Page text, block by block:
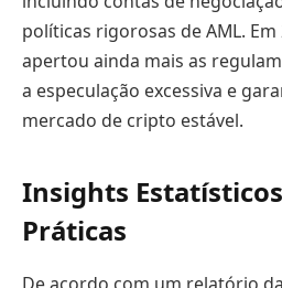
políticas rigorosas de AML.
apertou ainda mais as
a especulação excessiva e
mercado de cripto estável.
Insights
Práticas